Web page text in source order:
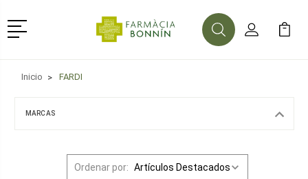
Menú
BuscarMi Cuenta
Mi
Inicio FARDI
MARCAS
Ordenar por: